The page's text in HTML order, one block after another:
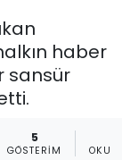
haber
sansür
5
GÖSTERIM